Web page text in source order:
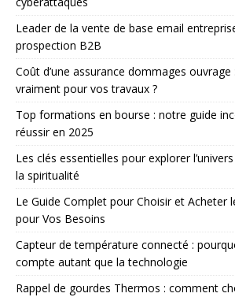
Leader de la vente de base email
prospection B2B
Coût d’une assurance dommages
vraiment pour vos travaux ?
Top formations en bourse : notre guide
réussir en 2025
Les clés essentielles pour explorer
la spiritualité
Le Guide Complet pour Choisir et Acheter
pour Vos Besoins
Capteur de température connecté :
compte autant que la technologie
Rappel de gourdes Thermos : comment